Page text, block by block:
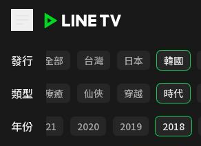
發行 全部 台灣 日本 韓國
類型
驚悚 療癒 仙俠 穿越 時代
年份 2021 2020 2019 2018